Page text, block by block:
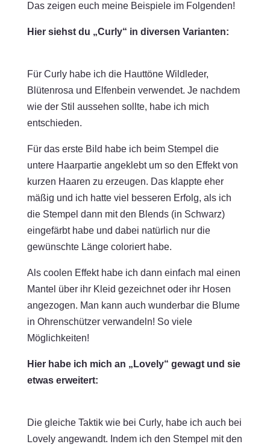
Das zeigen euch meine Beispiele im Folgenden!
Hier siehst du „Curly“ in diversen Varianten:
Für Curly habe ich die Hauttöne Wildleder,
Blütenrosa und Elfenbein verwendet. Je nachdem
wie der Stil aussehen sollte, habe ich mich
entschieden.
Für das erste Bild habe ich beim Stempel die
untere Haarpartie angeklebt um so den Effekt von
kurzen Haaren zu erzeugen. Das klappte eher
mäßig und ich hatte viel besseren Erfolg, als ich
die Stempel dann mit den Blends (in Schwarz)
eingefärbt habe und dabei natürlich nur die
gewünschte Länge coloriert habe.
Als coolen Effekt habe ich dann einfach mal einen
Mantel über ihr Kleid gezeichnet oder ihr Hosen
angezogen. Man kann auch wunderbar die Blume
in Ohrenschützer verwandeln! So viele
Möglichkeiten!
Hier habe ich mich an „Lovely“ gewagt und sie
etwas erweitert:
Die gleiche Taktik wie bei Curly, habe ich auch bei
Lovely angewandt. Indem ich den Stempel mit den